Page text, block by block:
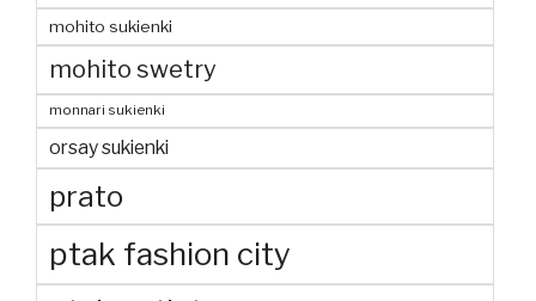
mohito sukienki
mohito swetry
monnari sukienki
orsay sukienki
prato
ptak fashion city